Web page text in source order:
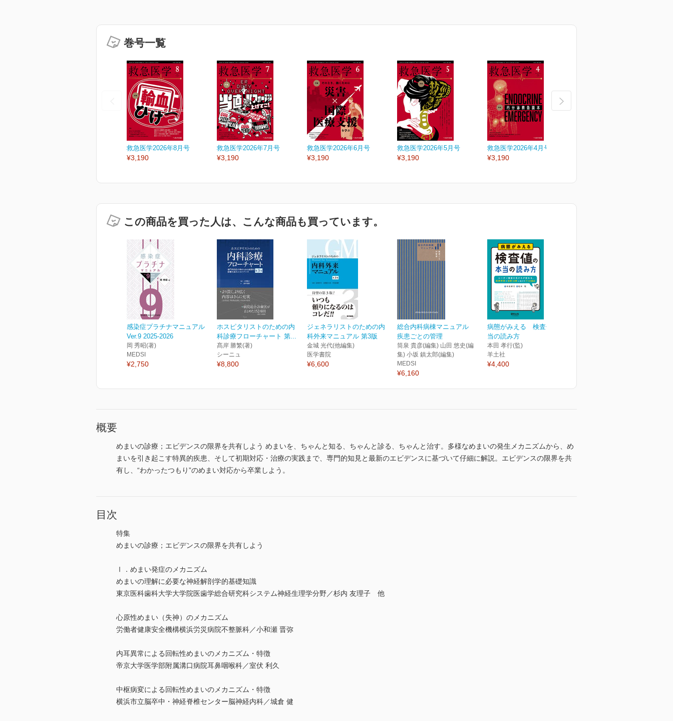
巻号一覧
救急医学2026年8月号
¥3,190
救急医学2026年7月号
¥3,190
救急医学2026年6月号
¥3,190
救急医学2026年5月号
¥3,190
救急医学2026年4月号
¥3,190
この商品を買った人は、こんな商品も買っています。
感染症プラチナマニュアル
Ver.9 2025-2026
岡 秀昭(著)
MEDSI
¥2,750
ホスピタリストのための内
科診療フローチャート 第...
髙岸 勝繁(著)
シーニュ
¥8,800
ジェネラリストのための内
科外来マニュアル 第3版
金城 光代(他編集)
医学書院
¥6,600
総合内科病棟マニュアル
疾患ごとの管理
筒泉 貴彦(編集) 山田 悠史(編
集) 小坂 鎮太郎(編集)
MEDSI
¥6,160
病態がみえる 検査値の本
当の読み方
本田 孝行(監)
羊土社
¥4,400
概要
めまいの診療；エビデンスの限界を共有しよう めまいを、ちゃんと知る、ちゃんと診る、ちゃんと治す。多様なめまいの発生メカニズムから、め
まいを引き起こす特異的疾患、そして初期対応・治療の実践まで、専門的知見と最新のエビデンスに基づいて仔細に解説。エビデンスの限界を共
有し、“わかったつもり”のめまい対応から卒業しよう。
目次
特集
めまいの診療；エビデンスの限界を共有しよう
Ⅰ．めまい発症のメカニズム
めまいの理解に必要な神経解剖学的基礎知識
東京医科歯科大学大学院医歯学総合研究科システム神経生理学分野／杉内 友理子 他
心原性めまい（失神）のメカニズム
労働者健康安全機構横浜労災病院不整脈科／小和瀬 晋弥
内耳異常による回転性めまいのメカニズム・特徴
帝京大学医学部附属溝口病院耳鼻咽喉科／室伏 利久
中枢病変による回転性めまいのメカニズム・特徴
横浜市立脳卒中・神経脊椎センター脳神経内科／城倉 健